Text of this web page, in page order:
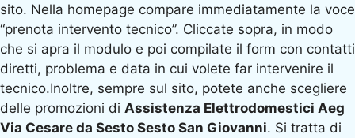
sito. Nella homepage compare immediatamente la voce
“prenota intervento tecnico”. Cliccate sopra, in modo
che si apra il modulo e poi compilate il form con contatti
diretti, problema e data in cui volete far intervenire il
tecnico.Inoltre, sempre sul sito, potete anche scegliere
delle promozioni di Assistenza Elettrodomestici Aeg
Via Cesare da Sesto Sesto San Giovanni. Si tratta di